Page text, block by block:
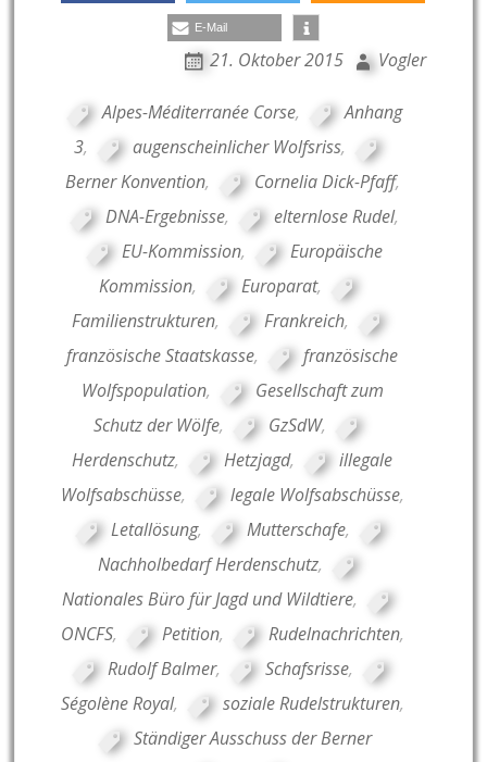
E-Mail
21. Oktober 2015 Vogler
Alpes-Méditerranée Corse,
Anhang
3, augenscheinlicher Wolfsriss,
Berner Konvention, Cornelia Dick-Pfaff,
DNA-Ergebnisse, elternlose Rudel,
EU-Kommission,
Europäische
Kommission, Europarat,
Familienstrukturen, Frankreich,
französische Staatskasse,
französische
Wolfspopulation,
Gesellschaft zum
Schutz der Wölfe, GzSdW,
Herdenschutz, Hetzjagd,
illegale
Wolfsabschüsse, legale Wolfsabschüsse,
Letallösung, Mutterschafe,
Nachholbedarf Herdenschutz,
Nationales Büro für Jagd und Wildtiere,
ONCFS, Petition, Rudelnachrichten,
Rudolf Balmer, Schafsrisse,
Ségolène Royal, soziale Rudelstrukturen,
Ständiger Ausschuss der Berner